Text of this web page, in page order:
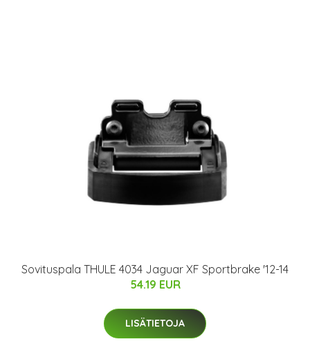
Sovituspala THULE 4034 Jaguar XF Sportbrake '12-14
54.19 EUR
LISÄTIETOJA